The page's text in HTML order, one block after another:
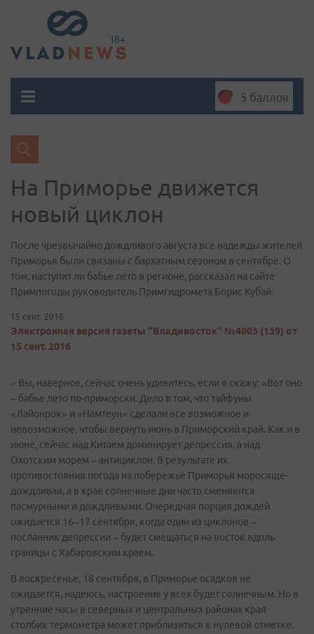
5 баллов
На Приморье движется
новый циклон
После чрезвычайно дождливого августа все надежды жителей
Приморья были связаны с бархатным сезоном в сентябре. О
том, наступит ли бабье лето в регионе, рассказал на сайте
Примпогоды руководитель Примгидромета Борис Кубай.
15 сент. 2016
Электронная версия газеты "Владивосток" №4003 (139) от
15 сент. 2016
– Вы, наверное, сейчас очень удивитесь, если я скажу: «Вот оно
– бабье лето по-приморски. Дело в том, что тайфуны
«Лайонрок» и «Намтеун» сделали все возможное и
невозможное, чтобы вернуть июнь в Приморский край. Как и в
июне, сейчас над Китаем доминирует депрессия, а над
Охотским морем – антициклон. В результате их
противостояния погода на побережье Приморья моросяще-
дождливая, а в крае солнечные дни часто сменяются
пасмурными и дождливыми. Очередная порция дождей
ожидается 16–17 сентября, когда один из циклонов –
посланник депрессии – будет смещаться на восток вдоль
границы с Хабаровским краем.
В воскресенье, 18 сентября, в Приморье осадков не
ожидается, надеюсь, настроение у всех будет солнечным. Но в
утренние часы в северных и центральных районах края
столбик термометра может приблизиться к нулевой отметке.